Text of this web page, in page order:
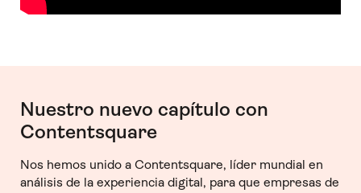
Nuestro nuevo capítulo con
Contentsquare
Nos hemos unido a Contentsquare, líder mundial en
análisis de la experiencia digital, para que empresas de